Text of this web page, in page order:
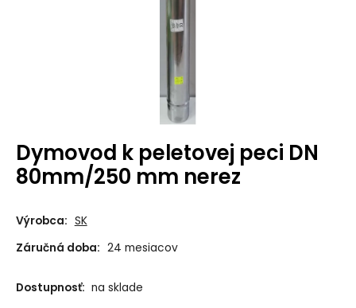
Dymovod k peletovej peci DN
80mm/250 mm nerez
Výrobca: SK
Záručná doba: 24 mesiacov
Dostupnosť: na sklade